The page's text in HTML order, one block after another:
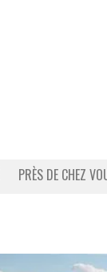
PRÈS DE CHEZ